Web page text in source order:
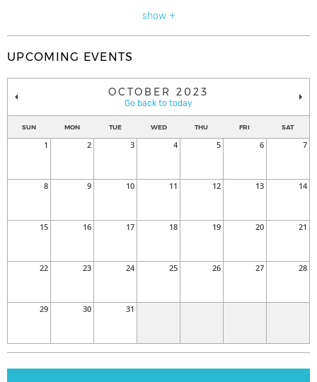
show +
UPCOMING EVENTS
OCTOBER 2023
Go back to today
SUN MON TUE WED THU FRI SAT
1 2 3 4 5 6 7
8 9 10 11 12 13 14
15 16 17 18 19 20 21
22 23 24 25 26 27 28
29 30 31